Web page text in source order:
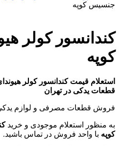
جنسیس کوپه
کندانسور کولر
کوپه
استعلام قیمت کندانسور کولر
قطعات یدکی در تهران
فروش قطعات مصرفی و لوازم
به منظور استعلام موجودی و خرید
کوپه با واحد فروش در تماس باشید.